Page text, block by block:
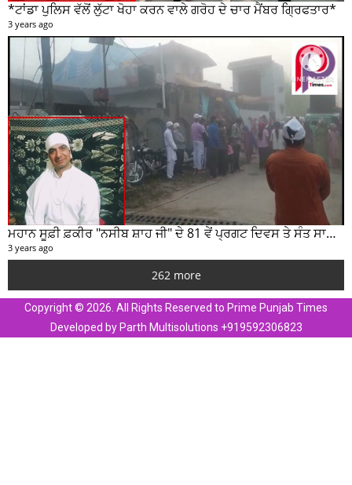
*ਟਾਂਡਾ ਪੁਲਿਸ ਵੱਲੋਂ ਲੁੱਟਾ ਖੋਹਾ ਕਰਨ ਵਾਲੇ ਗਰੋਹ ਦੇ ਚਾਰ ਮੈਂਬਰ ਗ੍ਰਿਫਤਾਰ*
3 years ago
ਮਹਾਨ ਸੂਫ਼ੀ ਫ਼ਕੀਰ "ਨਸੀਬ ਸ਼ਾਹ ਜੀ" ਦੇ 81 ਵੇਂ ਪ੍ਰਗਟ ਦਿਵਸ ਤੇ ਸੰਤ ਸਾਹਿਬ ਜੋਤ ਸਿੰਘ ਜੀ ਮਹਾਰਾਜ ਦੇ ਸੁਣੋ ਵਿਚਾਰ
3 years ago
262 more
Copyright © 2026. All Rights Reserved to Prime Punjab Times
Developed by Parth Multisolutions +919592306823